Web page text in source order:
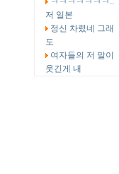
저 일본
정신 차렸네 그래
도
여자들의 저 말이
웃긴게 내